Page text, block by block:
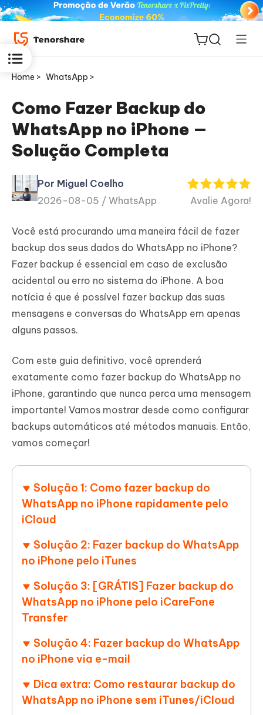
ReiBoot
for iOS
PDNob
PDF
Novo
iAnyGo
Home > WhatsApp >
Como Fazer Backup do
WhatsApp no iPhone —
Solução Completa
Por Miguel Coelho
2026-08-05 / WhatsApp Avalie Agora!
Você está procurando uma maneira fácil de fazer
backup dos seus dados do WhatsApp no iPhone?
Fazer backup é essencial em caso de exclusão
acidental ou erro no sistema do iPhone. A boa
notícia é que é possível fazer backup das suas
mensagens e conversas do WhatsApp em apenas
alguns passos.
Com este guia definitivo, você aprenderá
exatamente como fazer backup do WhatsApp no
iPhone, garantindo que nunca perca uma mensagem
importante! Vamos mostrar desde como configurar
backups automáticos até métodos manuais. Então,
vamos começar!
Solução 1: Como fazer backup do
WhatsApp no iPhone rapidamente pelo
iCloud
Solução 2: Fazer backup do WhatsApp
no iPhone pelo iTunes
Solução 3: [GRÁTIS] Fazer backup do
WhatsApp no iPhone pelo iCareFone
Transfer
Solução 4: Fazer backup do WhatsApp
no iPhone via e-mail
Dica extra: Como restaurar backup do
WhatsApp no iPhone sem iTunes/iCloud